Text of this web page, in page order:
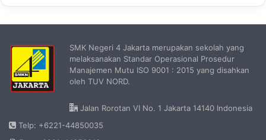
SMK Negeri 4 Jakarta merupakan sekolah yang
melaksanakan Standar Operasional Prosedur
Manajemen Mutu ISO 9001 : 2015 yang disahkan
oleh TUV NORD.
Jalan Rorotan VI No. 1 Jakarta 14140 Indonesia
Telp: +6221-44850035